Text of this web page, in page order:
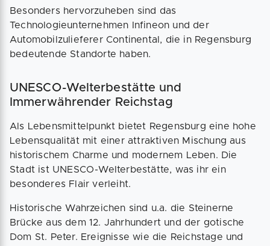
Besonders hervorzuheben sind das
Technologieunternehmen Infineon und der
Automobilzulieferer Continental, die in Regensburg
bedeutende Standorte haben.
UNESCO-Welterbestätte und
Immerwährender Reichstag
Als Lebensmittelpunkt bietet Regensburg eine hohe
Lebensqualität mit einer attraktiven Mischung aus
historischem Charme und modernem Leben. Die
Stadt ist UNESCO-Welterbestätte, was ihr ein
besonderes Flair verleiht.
Historische Wahrzeichen sind u.a. die Steinerne
Brücke aus dem 12. Jahrhundert und der gotische
Dom St. Peter. Ereignisse wie die Reichstage und